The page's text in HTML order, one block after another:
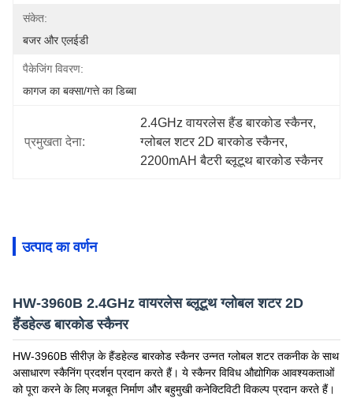
संकेत:
बजर और एलईडी
पैकेजिंग विवरण:
कागज का बक्सा/गत्ते का डिब्बा
प्रमुखता देना:
2.4GHz वायरलेस हैंड बारकोड स्कैनर,
ग्लोबल शटर 2D बारकोड स्कैनर,
2200mAH बैटरी ब्लूटूथ बारकोड स्कैनर
उत्पाद का वर्णन
HW-3960B 2.4GHz वायरलेस ब्लूटूथ ग्लोबल शटर 2D
हैंडहेल्ड बारकोड स्कैनर
HW-3960B सीरीज़ के हैंडहेल्ड बारकोड स्कैनर उन्नत ग्लोबल शटर तकनीक के साथ
असाधारण स्कैनिंग प्रदर्शन प्रदान करते हैं। ये स्कैनर विविध औद्योगिक आवश्यकताओं
को पूरा करने के लिए मजबूत निर्माण और बहुमुखी कनेक्टिविटी विकल्प प्रदान करते हैं।